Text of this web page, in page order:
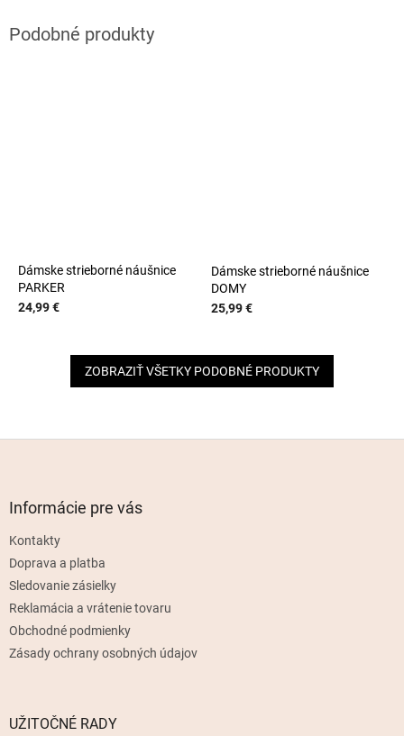
Dámske strieborné náušnice
PARKER
24,99 €
Dámske strieborné náušnice
DOMY
25,99 €
ZOBRAZIŤ VŠETKY PODOBNÉ PRODUKTY
Informácie pre vás
Kontakty
Doprava a platba
Sledovanie zásielky
Reklamácia a vrátenie tovaru
Obchodné podmienky
Zásady ochrany osobných údajov
UŽITOČNÉ RADY